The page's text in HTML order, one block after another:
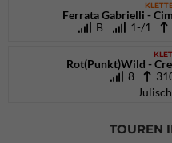
Ferrata Gabrielli -
B
1-/1
Rot(Punkt)Wild -
8
TOUREN